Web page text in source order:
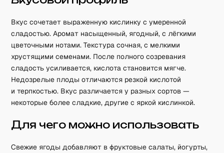
Вкус сочетает выраженную кислинку с умеренной
сладостью. Аромат насыщенный, ягодный, с лёгкими
цветочными нотами. Текстура сочная, с мелкими
хрустящими семенами. После полного созревания
сладость усиливается, кислота становится мягче.
Недозрелые плоды отличаются резкой кислотой
и терпкостью. Вкус различается у разных сортов —
некоторые более сладкие, другие с яркой кислинкой.
Для чего можно использовать
Свежие ягоды добавляют в фруктовые салаты, йогурты,